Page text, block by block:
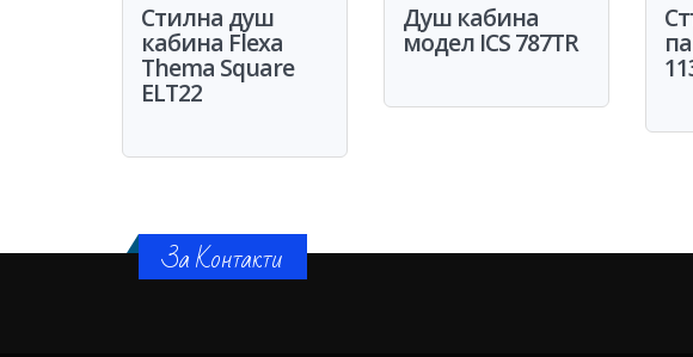
Стилна душ
кабина Flexa
Thema Square
ELT22
Душ кабина
модел ICS 787TR
За Контакти